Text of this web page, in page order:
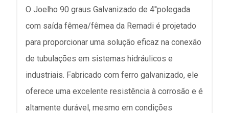
O Joelho 90 graus Galvanizado de 4''polegada
com saída fêmea/fêmea da Remadi é projetado
para proporcionar uma solução eficaz na conexão
de tubulações em sistemas hidráulicos e
industriais. Fabricado com ferro galvanizado, ele
oferece uma excelente resistência à corrosão e é
altamente durável, mesmo em condições